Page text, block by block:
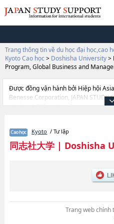
Trang thông tin về du học đại học,cao
Kyoto Cao học > Doshisha University>
Program, Global Business and
Được đồng vận hành bởi Hiệp hội
Benesse Corporation, JAPAN STUDY
khoảng 1.300 trường đại học, cao
cần thiết dành cho du học sinh, như
and EngineeringhoặcPolicy and
StudieshoặcHealth and Sports
Studies)hoặcLaw School, thông tin
quan đến thi tuyển như số lượng
Kyoto / Tư lập
同志社大学| Doshisha
Trang web chính